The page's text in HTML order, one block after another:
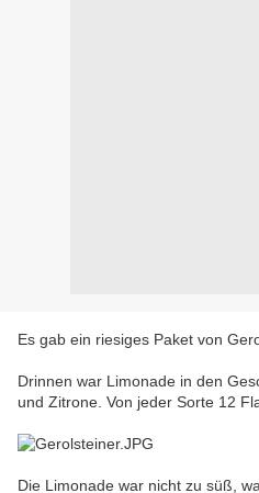
Es gab ein riesiges Paket von
Drinnen war Limonade in den
und Zitrone. Von jeder Sorte 12
Die Limonade war nicht zu süß,